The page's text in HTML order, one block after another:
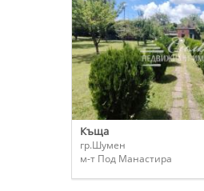
Къща
гр.Шумен
м-т Под Манастира